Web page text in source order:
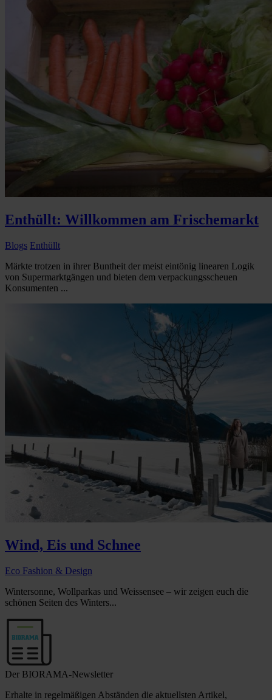
Enthüllt: Willkommen am Frischemarkt
Blogs Enthüllt
Märkte trotzen in ihrer Buntheit der meist eintönig linearen Logik
von Supermarktgängen und bieten dem verpackungsscheuen
Konsumenten ...
Wind, Eis und Schnee
Eco Fashion & Design
Wintersonne, Wollparkas und Weissensee – wir zeigen euch die
schönen Seiten des Winters...
Der BIORAMA-Newsletter
Erhalte in regelmäßigen Abständen die aktuellsten Artikel,